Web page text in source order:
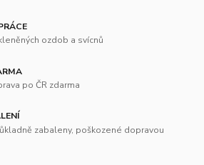
ozdob a svícnů
po ČR zdarma
zabaleny, poškozené dopravou